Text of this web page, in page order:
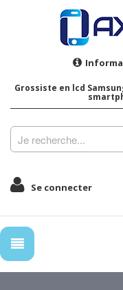
Grossiste en lcd
Se connecter